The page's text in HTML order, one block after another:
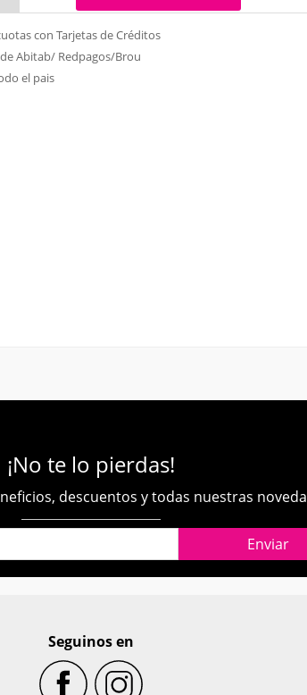
con Tarjetas de Créditos
Abitab/ Redpagos/Brou
el pais
¡No te lo pierdas!
descuentos y todas nuestras
Seguinos en